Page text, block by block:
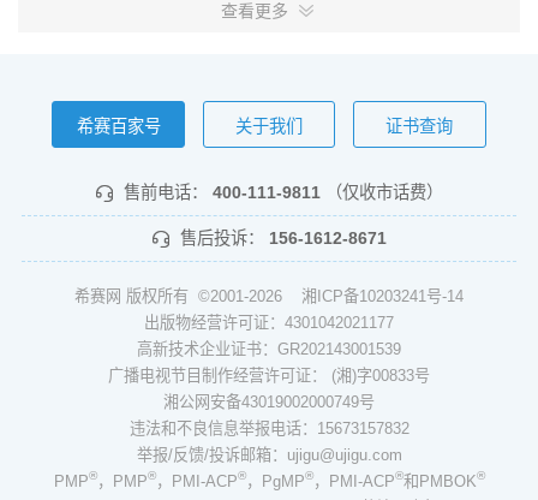
查看更多
希赛百家号 关于我们 证书查询
售前电话： 400-111-9811 （仅收市话费）
售后投诉： 156-1612-8671
希赛网 版权所有 ©2001-2026 湘ICP备10203241号-14
出版物经营许可证：4301042021177
高新技术企业证书：GR202143001539
广播电视节目制作经营许可证： (湘)字00833号
湘公网安备43019002000749号
违法和不良信息举报电话：15673157832
举报/反馈/投诉邮箱：ujigu@ujigu.com
PMP®，PMP®，PMI-ACP®，PgMP®，PMI-ACP®和PMBOK®